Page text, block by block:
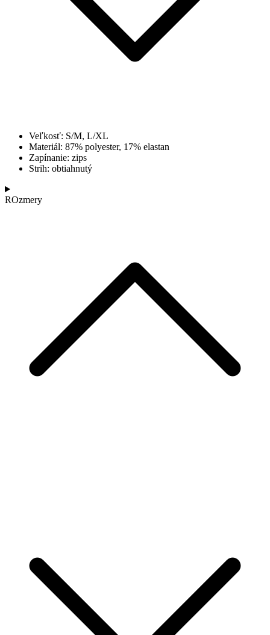
Veľkosť: S/M, L/XL
Materiál: 87% polyester, 17% elastan
Zapínanie: zips
Strih: obtiahnutý
ROzmery